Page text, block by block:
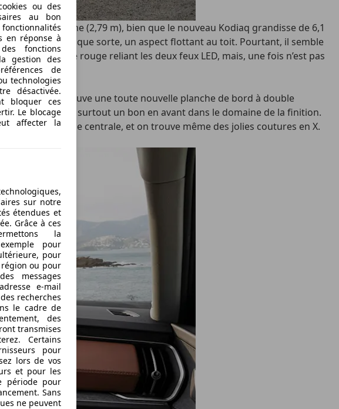
reste le même (2,79 m), bien que le nouveau Kodiaq grandisse de 6,1
offre, en quelque sorte, un aspect flottant au toit. Pourtant, il semble
d’une bande rouge reliant les deux feux LED, mais, une fois n’est pas
part, on y trouve une toute nouvelle planche de bord à double
part, on note surtout un bon en avant dans le domaine de la finition.
et la console centrale, et on trouve même des jolies coutures en X.
ou des
au bon
en réponse à
fonctions
gestion des
de
technologies
désactivée.
bloquer ces
Le blocage
affecter la
sur notre
étendues et
Grâce à ces
la
pour
pour
ou pour
messages
e-mail
recherches
le cadre de
des
transmises
Certains
pour
lors de vos
et pour les
période pour
Sans
ne peuvent